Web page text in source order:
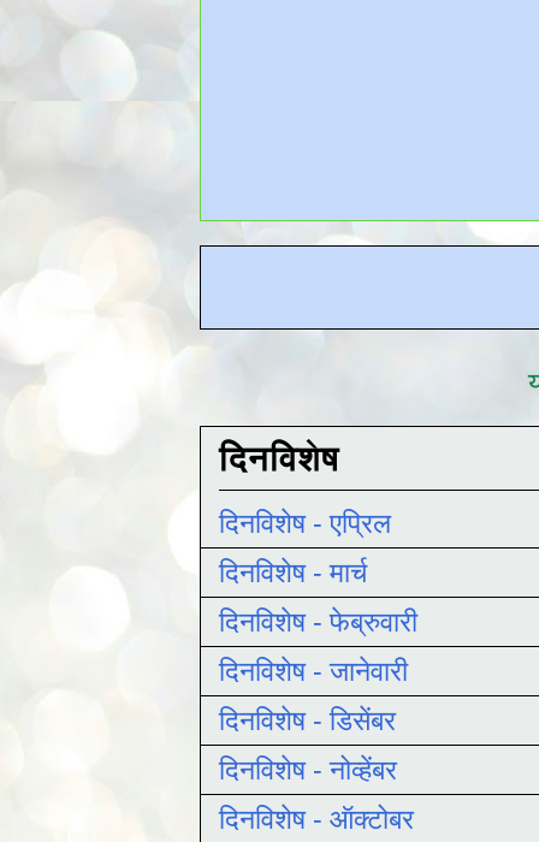
दिनविशेष
दिनविशेष - एप्रिल
दिनविशेष - मार्च
दिनविशेष - फेब्रुवारी
दिनविशेष - जानेवारी
दिनविशेष - डिसेंबर
दिनविशेष - नोव्हेंबर
दिनविशेष - ऑक्टोबर